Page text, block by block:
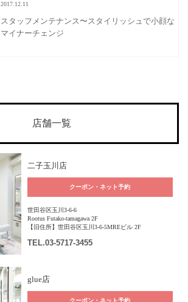
2017.12.11
スタッフメンテナンス〜スタイリッシュで小顔な
マイナーチェンジ
店舗一覧
二子玉川店
クーポン・ネット予約
世田谷区玉川3-6-6
Rootus Futako-tamagawa 2F
【旧住所】世田谷区玉川3-6-5MREビル 2F
TEL.03-5717-3455
glue店